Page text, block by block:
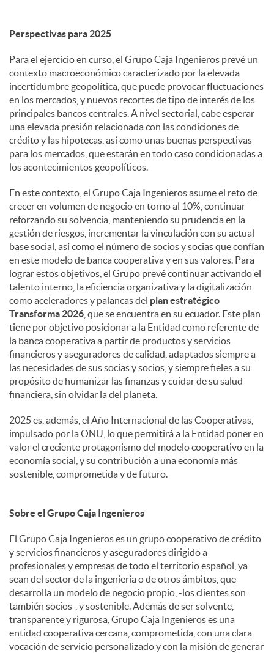
Perspectivas para 2025
Para el ejercicio en curso, el Grupo Caja Ingenieros prevé un
contexto macroeconómico caracterizado por la elevada
incertidumbre geopolítica, que puede provocar fluctuaciones
en los mercados, y nuevos recortes de tipo de interés de los
principales bancos centrales. A nivel sectorial, cabe esperar
una elevada presión relacionada con las condiciones de
crédito y las hipotecas, así como unas buenas perspectivas
para los mercados, que estarán en todo caso condicionadas a
los acontecimientos geopolíticos.
En este contexto, el Grupo Caja Ingenieros asume el reto de
crecer en volumen de negocio en torno al 10%, continuar
reforzando su solvencia, manteniendo su prudencia en la
gestión de riesgos, incrementar la vinculación con su actual
base social, así como el número de socios y socias que confían
en este modelo de banca cooperativa y en sus valores. Para
lograr estos objetivos, el Grupo prevé continuar activando el
talento interno, la eficiencia organizativa y la digitalización
como aceleradores y palancas del plan estratégico
Transforma 2026 , que se encuentra en su ecuador. Este plan
tiene por objetivo posicionar a la Entidad como referente de
la banca cooperativa a partir de productos y servicios
financieros y aseguradores de calidad, adaptados siempre a
las necesidades de sus socias y socios, y siempre fieles a su
propósito de humanizar las finanzas y cuidar de su salud
financiera, sin olvidar la del planeta.
2025 es, además, el Año Internacional de las Cooperativas,
impulsado por la ONU, lo que permitirá a la Entidad poner en
valor el creciente protagonismo del modelo cooperativo en la
economía social, y su contribución a una economía más
sostenible, comprometida y de futuro.
Sobre el Grupo Caja Ingenieros
El Grupo Caja Ingenieros es un grupo cooperativo de crédito
y servicios financieros y aseguradores dirigido a
profesionales y empresas de todo el territorio español, ya
sean del sector de la ingeniería o de otros ámbitos, que
desarrolla un modelo de negocio propio, -los clientes son
también socios-, y sostenible. Además de ser solvente,
transparente y rigurosa, Grupo Caja Ingenieros es una
entidad cooperativa cercana, comprometida, con una clara
vocación de servicio personalizado y con la misión de generar